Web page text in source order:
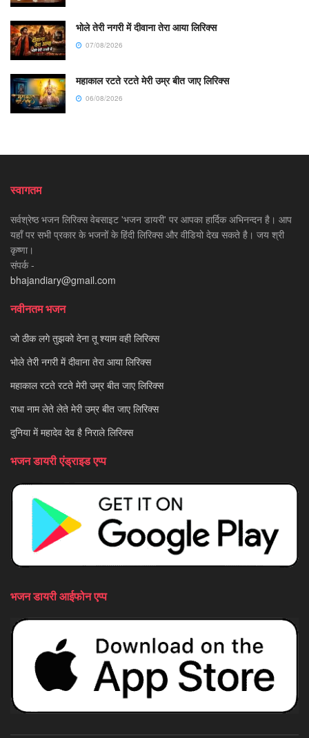
भोले तेरी नगरी में दीवाना तेरा आया लिरिक्स
07/08/2026
महाकाल रटते रटते मेरी उम्र बीत जाए लिरिक्स
06/08/2026
स्वागतम
सर्वश्रेष्ठ भजन लिरिक्स वेबसाइट 'भजन डायरी' पर आपका हार्दिक अभिनन्दन है। आप
यहाँ पर सभी प्रकार के भजनों के हिंदी लिरिक्स और वीडियो देख सकते है। जय श्री
कृष्णा।
संपर्क -
bhajandiary@gmail.com
नवीनतम भजन
जो ठीक लगे तुझको देना तू श्याम वही लिरिक्स
भोले तेरी नगरी में दीवाना तेरा आया लिरिक्स
महाकाल रटते रटते मेरी उम्र बीत जाए लिरिक्स
राधा नाम लेते लेते मेरी उम्र बीत जाए लिरिक्स
दुनिया में महादेव देव है निराले लिरिक्स
भजन डायरी एंड्राइड एप्प
भजन डायरी आईफोन एप्प